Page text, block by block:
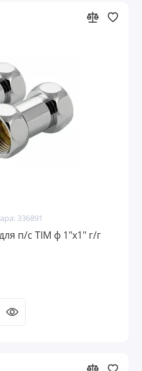
336891
п/с TIM ф 1"х1" г/г